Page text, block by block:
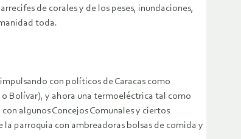
de corales y de los peses, inundaciones,
toda.
con políticos de Caracas como
Bolívar), y ahora una termoeléctrica tal como
algunos Concejos Comunales y ciertos
parroquia con ambreadoras bolsas de comida y